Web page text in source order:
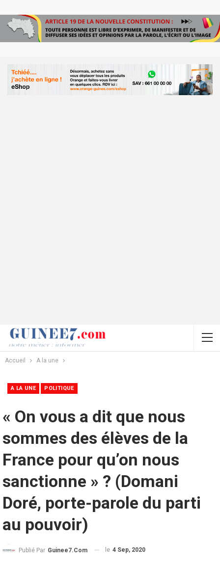
Accueil A la une
A LA UNE POLITIQUE
« On vous a dit que nous
sommes des élèves de la
France pour qu’on nous
sanctionne » ? (Domani
Doré, porte-parole du parti
au pouvoir)
Publié Par Guinee7.com le 4 Sep, 2020